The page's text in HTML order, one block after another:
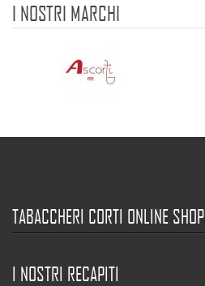
I NOSTRI MARCHI
TABACCHERI CORTI ONLINE SHOP
I NOSTRI RECAPITI